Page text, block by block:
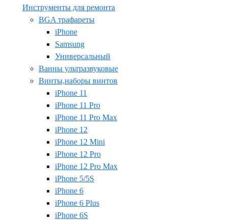
Инструменты для ремонта
BGA трафареты
iPhone
Samsung
Универсальный
Ванны ультразвуковые
Винты,наборы винтов
iPhone 11
iPhone 11 Pro
iPhone 11 Pro Max
iPhone 12
iPhone 12 Mini
iPhone 12 Pro
iPhone 12 Pro Max
iPhone 5/5S
iPhone 6
iPhone 6 Plus
iPhone 6S